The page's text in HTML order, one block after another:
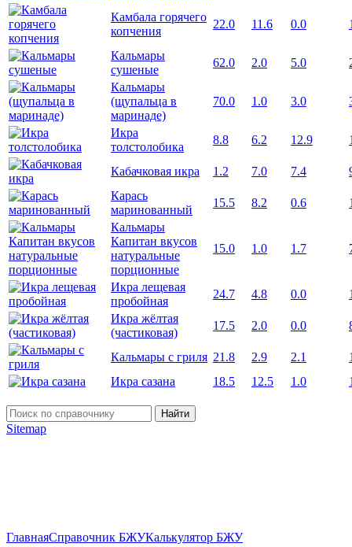
Камбала горячего
копчения
22.0 11.6 0.0
Кальмары
сушеные
62.0 2.0 5.0
Кальмары
(щупальца в
маринаде)
70.0 1.0 3.0
Икра
толстолобика
8.8 6.2 12.9
Кабачковая икра 1.2 7.0 7.4
Карась
маринованный
15.5 8.2 0.6
Кальмары
Капитан вкусов
натуральные
порционные
15.0 1.0 1.7
Икра лещевая
пробойная
24.7 4.8 0.0
Икра жёлтая
(частиковая)
17.5 2.0 0.0
Кальмары с гриля 21.8 2.9 2.1
Икра сазана
18.5 12.5 1.0
Найти
Sitemap
ГлавнаяСправочник БЖУКалькулятор БЖУ